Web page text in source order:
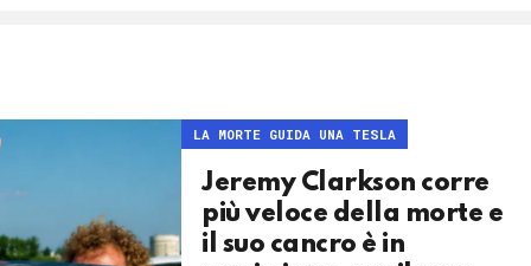
LA MORTE GUIDA UNA TESLA
Jeremy Clarkson corre
più veloce della morte e
il suo cancro è in